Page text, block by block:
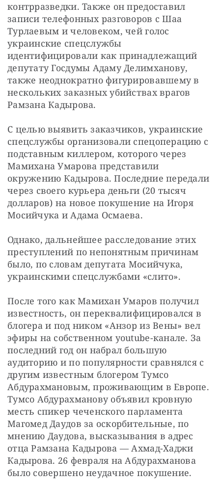
контрразведки. Также он предоставил
записи телефонных разговоров с Шаа
Турлаевым и человеком, чей голос
украинские спецслужбы
идентифицировали как принадлежащий
депутату Госдумы Адаму Делимханову,
также неоднократно фигурировавшему в
нескольких заказных убийствах врагов
Рамзана Кадырова.
С целью выявить заказчиков, украинские
спецслужбы организовали спецоперацию с
подставным киллером, которого через
Мамихана Умарова представили
окружению Кадырова. Последние передали
через своего курьера деньги (20 тысяч
долларов) на новое покушение на Игоря
Мосийчука и Адама Осмаева.
Однако, дальнейшее расследование этих
преступлений по непонятным причинам
было, по словам депутата Мосийчука,
украинскими спецслужбами «слито».
После того как Мамихан Умаров получил
известность, он переквалифицировался в
блогера и под ником «Анзор из Вены» вел
эфиры на собственном youtube-канале. За
последний год он набрал большую
аудиторию и по популярности сравнялся с
другим известным блогером Тумсо
Абдурахмановым, проживающим в Европе.
Тумсо Абдурахманову объявил кровную
месть спикер чеченского парламента
Магомед Даудов за оскорбительные, по
мнению Даудова, высказывания в адрес
отца Рамзана Кадырова — Ахмад-Хаджи
Кадырова. 26 февраля на Абдурахманова
было совершено неудачное покушение.